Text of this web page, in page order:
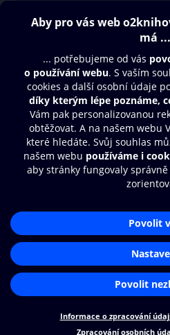
Obsah ke stažení
Moje O2 Knihovna
Další zábava
© O2 Czech Republic a.s.
Zásady zpracování osobních
Nastavení cookies
Čti a